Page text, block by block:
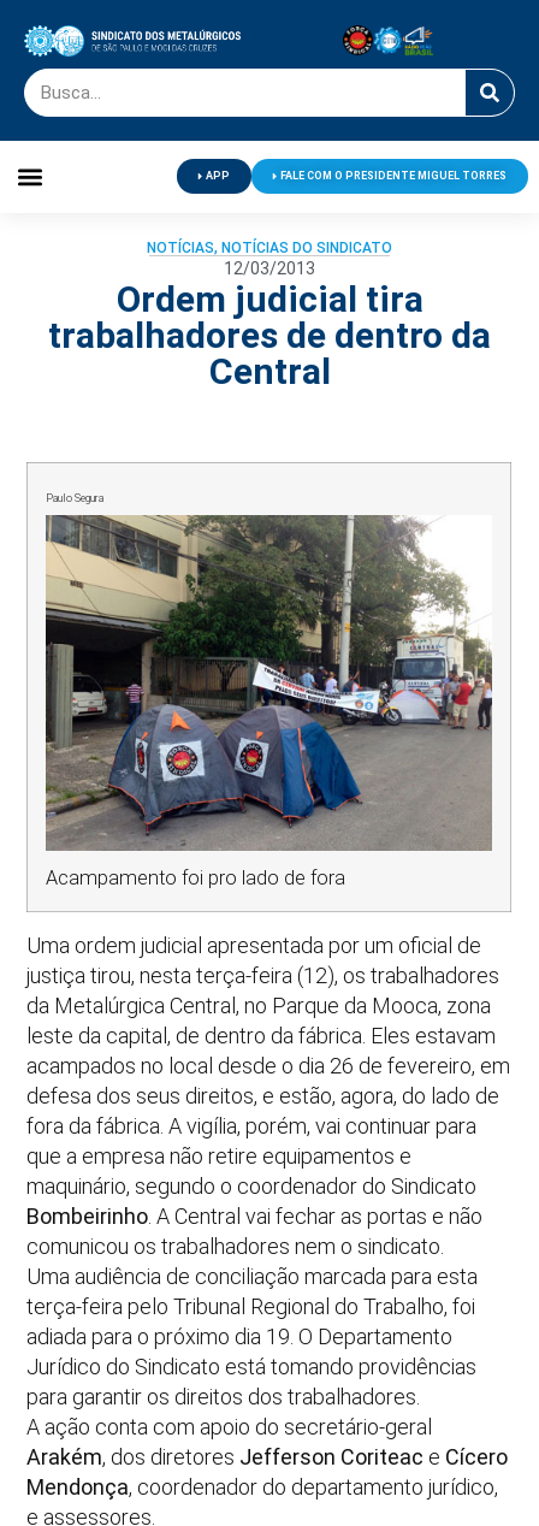
APP FALE COM O PRESIDENTE MIGUEL TORRES
NOTÍCIAS, NOTÍCIAS DO SINDICATO
12/03/2013
Ordem judicial tira
trabalhadores de dentro da
Central
Paulo Segura
Acampamento foi pro lado de fora
Uma ordem judicial apresentada por um oficial de
justiça tirou, nesta terça-feira (12), os trabalhadores
da Metalúrgica Central, no Parque da Mooca, zona
leste da capital, de dentro da fábrica. Eles estavam
acampados no local desde o dia 26 de fevereiro, em
defesa dos seus direitos, e estão, agora, do lado de
fora da fábrica. A vigília, porém, vai continuar para
que a empresa não retire equipamentos e
maquinário, segundo o coordenador do Sindicato
Bombeirinho . A Central vai fechar as portas e não
comunicou os trabalhadores nem o sindicato.
Uma audiência de conciliação marcada para esta
terça-feira pelo Tribunal Regional do Trabalho, foi
adiada para o próximo dia 19. O Departamento
Jurídico do Sindicato está tomando providências
para garantir os direitos dos trabalhadores.
A ação conta com apoio do secretário-geral
Arakém, dos diretores Jefferson Coriteac e Cícero
Mendonça, coordenador do departamento jurídico,
e assessores.